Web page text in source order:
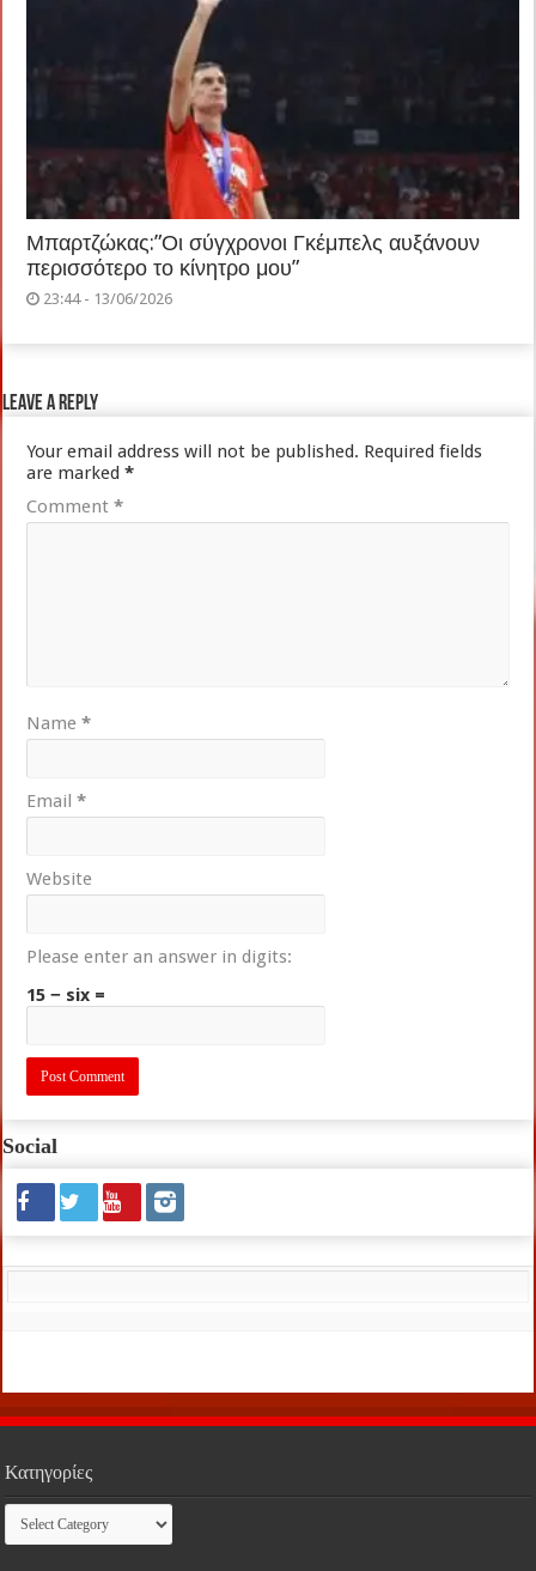
Μπαρτζώκας:”Οι σύγχρονοι Γκέμπελς αυξάνουν
περισσότερο το κίνητρο μου”
23:44 - 13/06/2026
Leave a Reply
Your email address will not be published. Required fields
are marked*
Comment*
Name*
Email*
Website
Please enter an answer in digits:
15 − six =
Social
Κατηγορίες
Κατηγορίες